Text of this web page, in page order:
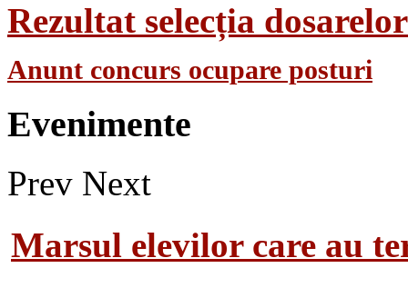
Rezultat selecția
Anunt concurs ocupare posturi
Evenimente
Prev Next
Marsul elevilor care au